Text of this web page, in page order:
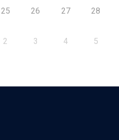
25 26 27 28
2 3 4 5